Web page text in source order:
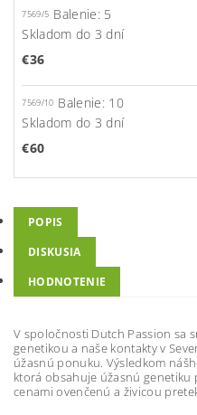
7569/5 Balenie: 5
Skladom do 3 dní
€36
7569/10 Balenie: 10
Skladom do 3 dní
€60
POPIS
DISKUSIA
HODNOTENIE
V spoločnosti Dutch Passion sa
genetikou a naše kontakty v
úžasnú ponuku. Výsledkom
ktorá obsahuje úžasnú genetiku
cenami ovenčenú a živicou